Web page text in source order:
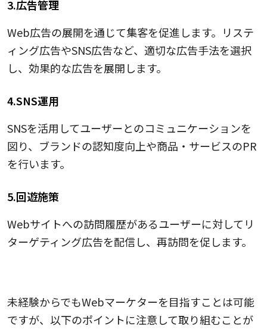
3.広告管理
Web広告の展開を通じて集客を促進します。リステ
ィング広告やSNS広告など、適切な広告手法を選択
し、効果的な広告を展開します。
4.SNS運用
SNSを活用してユーザーとのコミュニケーションを
図り、ブランドの認知度向上や商品・サービスのPR
を行います。
5.回遊施策
Webサイトへの訪問履歴があるユーザーに対してリ
ターゲティング広告を配信し、再訪問を促します。
未経験からでもWebマーケターを目指すことは可能
ですが、以下のポイントに注意して取り組むことが